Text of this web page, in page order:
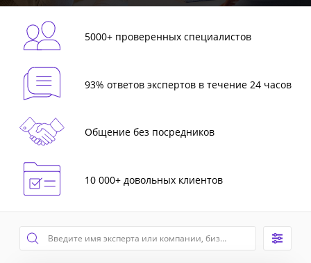
5000+ проверенных специалистов
93% ответов экспертов в течение 24 часов
Общение без посредников
10 000+ довольных клиентов